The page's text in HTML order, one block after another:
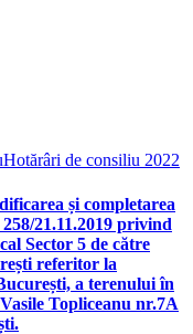
Hotărâri de consiliu 2022
și completarea
21.11.2019 privind
Sector 5 de către
referitor la
a terenului în
Topliceanu nr.7A